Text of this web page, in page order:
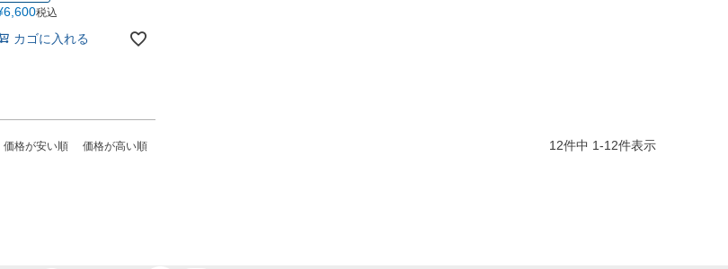
6,600税込
カゴに入れる
価格が安い順 価格が高い順 12件中 1-12件表示